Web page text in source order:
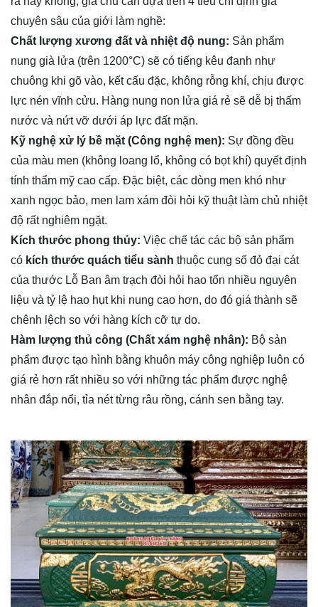
chuyên sâu của giới làm nghề:
Chất lượng xương đất và nhiệt độ nung: Sản phẩm
nung già lửa (trên 1200°C) sẽ có tiếng kêu đanh như
chuông khi gõ vào, kết cấu đặc, không rỗng khí, chịu được
lực nén vĩnh cửu. Hàng nung non lửa giá rẻ sẽ dễ bị thấm
nước và nứt vỡ dưới áp lực đất mặn.
Kỹ nghệ xử lý bề mặt (Công nghệ men): Sự đồng đều
của màu men (không loang lổ, không có bọt khí) quyết định
tính thẩm mỹ cao cấp. Đặc biệt, các dòng men khó như
xanh ngọc bảo, men lam xám đòi hỏi kỹ thuật làm chủ nhiệt
độ rất nghiêm ngặt.
Kích thước phong thủy: Việc chế tác các bộ sản phẩm
có kích thước quách tiểu sành thuộc cung số đỏ đại cát
của thước Lỗ Ban âm trạch đòi hỏi hao tổn nhiều nguyên
liệu và tỷ lệ hao hụt khi nung cao hơn, do đó giá thành sẽ
chênh lệch so với hàng kích cỡ tự do.
Hàm lượng thủ công (Chất xám nghệ nhân): Bộ sản
phẩm được tạo hình bằng khuôn máy công nghiệp luôn có
giá rẻ hơn rất nhiều so với những tác phẩm được nghệ
nhân đắp nổi, tỉa nét từng râu rồng, cánh sen bằng tay.